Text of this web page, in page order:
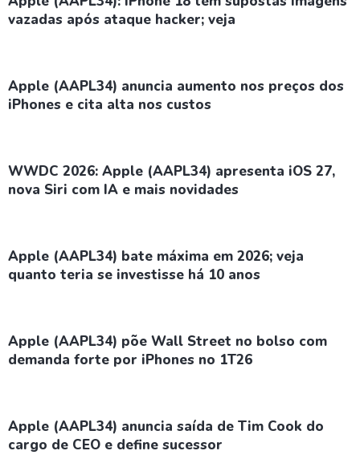
vazadas após ataque hacker; veja
Apple (AAPL34) anuncia aumento nos preços dos
iPhones e cita alta nos custos
WWDC 2026: Apple (AAPL34) apresenta iOS 27,
nova Siri com IA e mais novidades
Apple (AAPL34) bate máxima em 2026; veja
quanto teria se investisse há 10 anos
Apple (AAPL34) põe Wall Street no bolso com
demanda forte por iPhones no 1T26
Apple (AAPL34) anuncia saída de Tim Cook do
cargo de CEO e define sucessor